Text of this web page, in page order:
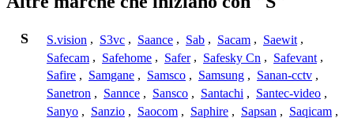
S S.vision , S3vc , Saance , Sab , Sacam , Saewit ,
Safecam , Safehome , Safer , Safesky Cn , Safevant ,
Safire , Samgane , Samsco , Samsung , Sanan-cctv ,
Sanetron , Sannce , Sansco , Santachi , Santec-video ,
Sanyo , Sanzio , Saocom , Saphire , Sapsan , Saqicam ,